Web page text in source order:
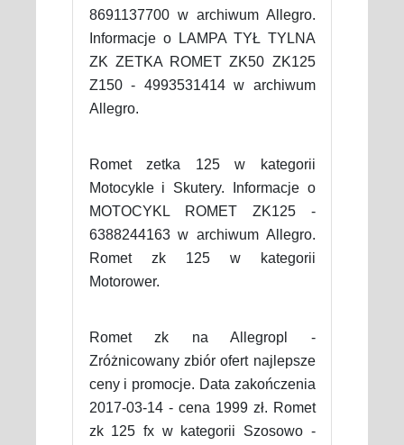
8691137700 w archiwum Allegro.
Informacje o LAMPA TYŁ TYLNA
ZK ZETKA ROMET ZK50 ZK125
Z150 - 4993531414 w archiwum
Allegro.
Romet zetka 125 w kategorii
Motocykle i Skutery. Informacje o
MOTOCYKL ROMET ZK125 -
6388244163 w archiwum Allegro.
Romet zk 125 w kategorii
Motorower.
Romet zk na Allegropl -
Zróżnicowany zbiór ofert najlepsze
ceny i promocje. Data zakończenia
2017-03-14 - cena 1999 zł. Romet
zk 125 fx w kategorii Szosowo -